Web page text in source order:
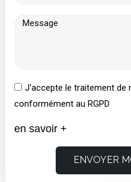
J'accepte le traitement de
conformément au RGPD
en savoir +
ENVOYER